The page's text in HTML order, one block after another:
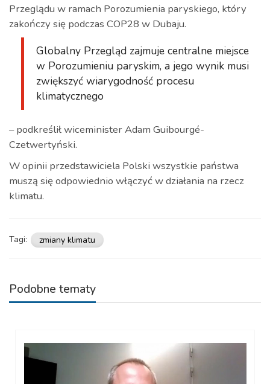
Przeglądu w ramach Porozumienia paryskiego, który
zakończy się podczas COP28 w Dubaju.
Globalny Przegląd zajmuje centralne miejsce
w Porozumieniu paryskim, a jego wynik musi
zwiększyć wiarygodność procesu
klimatycznego
– podkreślił wiceminister Adam Guibourgé-
Czetwertyński.
W opinii przedstawiciela Polski wszystkie państwa
muszą się odpowiednio włączyć w działania na rzecz
klimatu.
Tagi: zmiany klimatu
Podobne tematy